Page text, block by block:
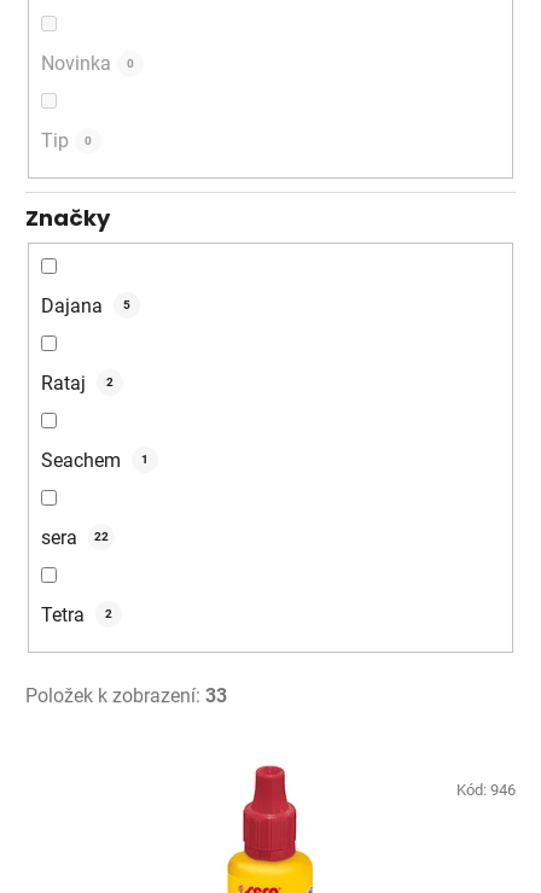
Novinka 0
Tip 0
Značky
Dajana 5
Rataj 2
Seachem 1
sera 22
Tetra 2
Položek k zobrazení: 33
Kód: 946